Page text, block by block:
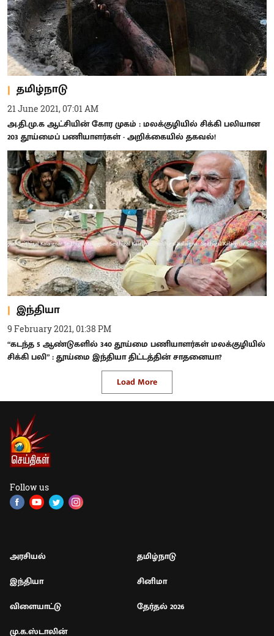
தமிழ்நாடு
21 June 2021, 07:01 AM
அ.தி.மு.க ஆட்சியின் கோர முகம் : மலக்குழியில் சிக்கி பலியான
203 தூய்மைப் பணியாளர்கள் - அறிக்கையில் தகவல்!
இந்தியா
9 February 2021, 01:38 PM
“கடந்த 5 ஆண்டுகளில் 340 தூய்மை பணியாளர்கள் மலக்குழியில்
சிக்கி பலி” : தூய்மை இந்தியா திட்டத்தின் சாதனையா?
Load More
Follow us
அரசியல்
தமிழ்நாடு
இந்தியா
சினிமா
விளையாட்டு
தேர்தல் 2026
மு.க.ஸ்டாலின்